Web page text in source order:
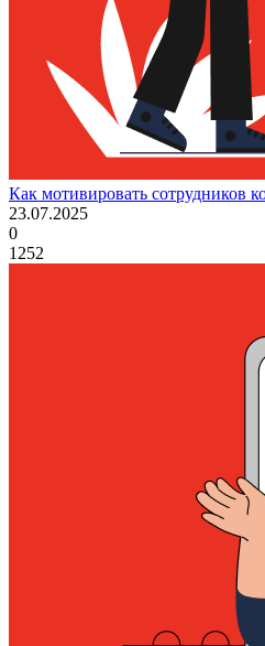
Как мотивировать сотрудников
23.07.2025
0
1252